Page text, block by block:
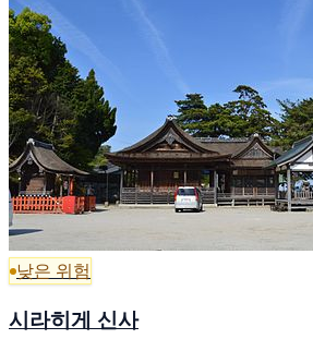
낮은 위험
시라히게 신사